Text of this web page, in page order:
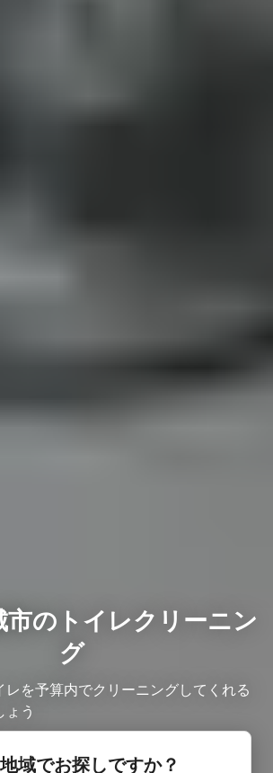
市のトイレクリーニン
グ
レを予算内でクリーニングしてくれる
ょう
域でお探しですか？